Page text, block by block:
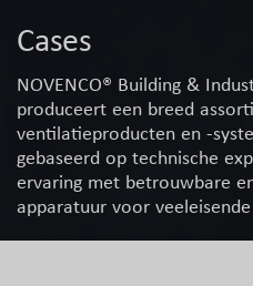
Cases
NOVENCO® Building &
produceert een breed
ventilatieproducten en -
gebaseerd op technische
ervaring met betrouwbare
apparatuur voor